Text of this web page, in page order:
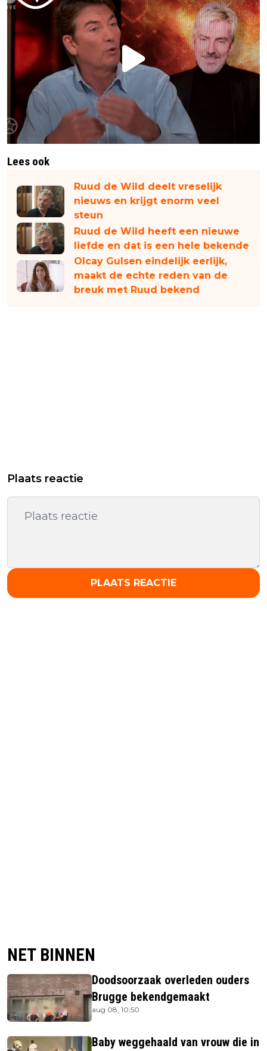
Lees ook
Ruud de Wild deelt vreselijk
nieuws en krijgt enorm veel
steun
Ruud de Wild heeft een nieuwe
liefde en dat is een hele bekende
Olcay Gulsen eindelijk eerlijk,
maakt de echte reden van de
breuk met Ruud bekend
Plaats reactie
PLAATS REACTIE
NET BINNEN
Doodsoorzaak overleden ouders
Brugge bekendgemaakt
aug 08, 10:50
Baby weggehaald van vrouw die in